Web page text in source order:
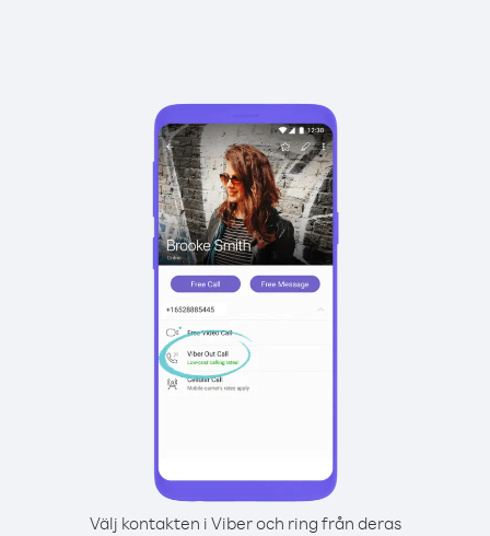
Välj kontakten i Viber och ring från deras